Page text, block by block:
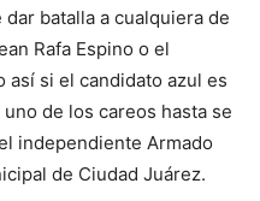
batalla a cualquiera de
Rafa Espino o el
así si el candidato azul es
de los careos hasta se
independiente Armado
de Ciudad Juárez.